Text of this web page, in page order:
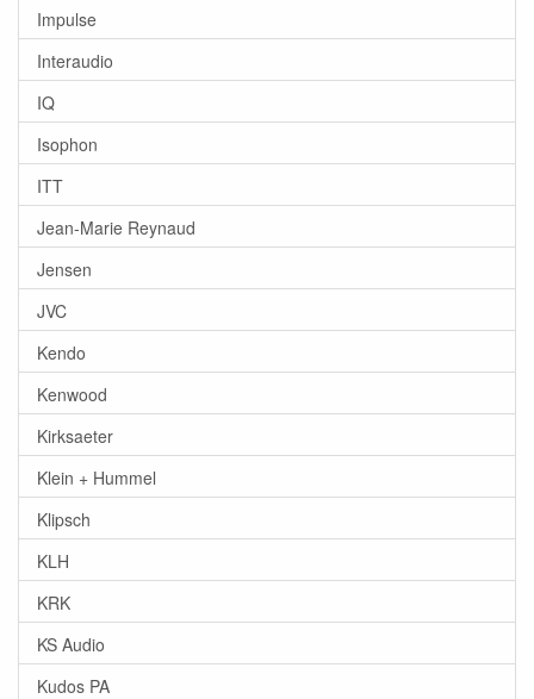
Impulse
Interaudio
IQ
Isophon
ITT
Jean-Marie Reynaud
Jensen
JVC
Kendo
Kenwood
Kirksaeter
Klein + Hummel
Klipsch
KLH
KRK
KS Audio
Kudos PA